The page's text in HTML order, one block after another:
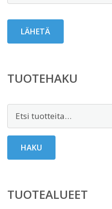
TUOTEHAKU
Etsi:
HAKU
TUOTEALUEET